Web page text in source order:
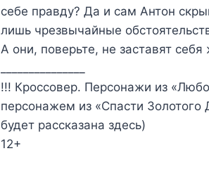
себе правду? Да и сам Антон
лишь чрезвычайные
А они, поверьте, не заставят себя
!!! Кроссовер. Персонажи из
персонажем из «Спасти
будет рассказана здесь)
12+